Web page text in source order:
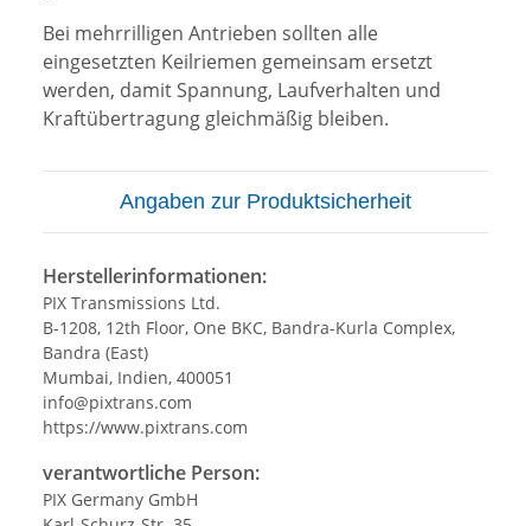
Bei mehrrilligen Antrieben sollten alle
eingesetzten Keilriemen gemeinsam ersetzt
werden, damit Spannung, Laufverhalten und
Kraftübertragung gleichmäßig bleiben.
Angaben zur Produktsicherheit
Herstellerinformationen:
PIX Transmissions Ltd.
B-1208, 12th Floor, One BKC, Bandra-Kurla Complex,
Bandra (East)
Mumbai, Indien, 400051
info@pixtrans.com
https://www.pixtrans.com
verantwortliche Person:
PIX Germany GmbH